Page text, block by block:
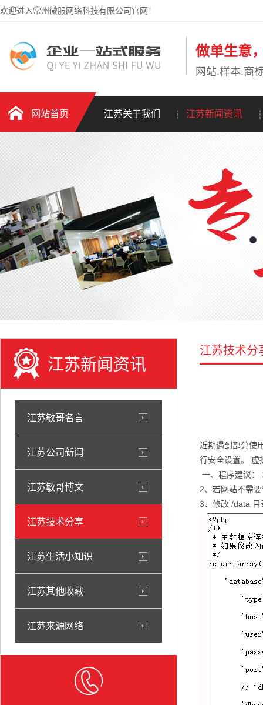
欢迎进入常州微服网络科技有限公司官网！
做单生意
网站.样本.商
网站首页 江苏关于我们 江苏新闻资讯
江苏新闻资讯
江苏敏哥名言
江苏公司新闻
江苏敏哥博文
江苏技术分享
江苏生活小知识
江苏其他收藏
江苏来源网络
江苏技术分
近期遇到部分使
行安全设置。
一、程序建议：
2、若网站不需
3、修改 /data